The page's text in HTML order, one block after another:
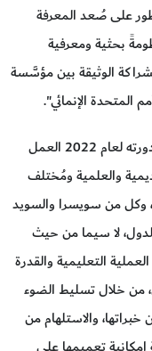
على صُعد المعرفة
بحثية ومعرفية
الوثيقة بين مؤسَّسة
المتحدة الإنمائي".
وأضاف بن حويرب: "تعكس نتائج المؤشر في دورته لعام 2022 العمل
والعلمية ومُختلف
وكل من سويسرا والسويد
لا سيما من حيث
التعليمية والقدرة
من خلال تسليط الضوء
والاستلهام من